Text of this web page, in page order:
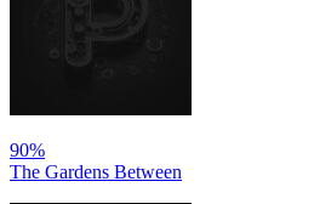
90%
The Gardens Between